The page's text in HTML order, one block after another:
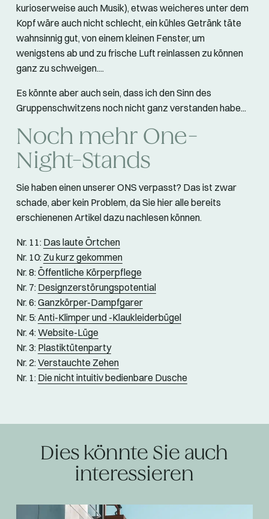
kurioserweise auch Musik), etwas weicheres unter dem
Kopf wäre auch nicht schlecht, ein kühles Getränk täte
wahnsinnig gut, von einem kleinen Fenster, um
wenigstens ab und zu frische Luft reinlassen zu können
ganz zu schweigen....
Es könnte aber auch sein, dass ich den Sinn des
Gruppenschwitzens noch nicht ganz verstanden habe...
Noch mehr One-
Night-Stands
Sie haben einen unserer ONS verpasst? Das ist zwar
schade, aber kein Problem, da Sie hier alle bereits
erschienenen Artikel dazu nachlesen können.
Nr. 11: Das laute Örtchen
Nr. 10: Zu kurz gekommen
Nr. 8:Öffentliche Körperpflege
Nr. 7: Designzerstörungspotential
Nr. 6:Ganzkörper-Dampfgarer
Nr. 5:Anti-Klimper und -Klaukleiderbügel
Nr. 4:Website-Lüge
Nr. 3: Plastiktütenparty
Nr. 2:Verstauchte Zehen
Nr. 1: Die nicht intuitiv bedienbare Dusche
Dies könnte Sie auch
interessieren